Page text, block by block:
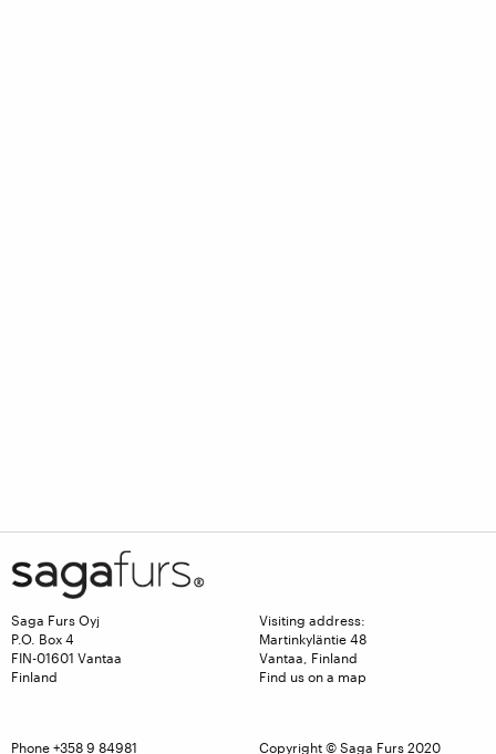
Saga Furs Oyj
P.O. Box 4
FIN-01601 Vantaa
Finland
Visiting address:
Martinkyläntie 48
Vantaa, Finland
Find us on a map
Phone +358 9 84981 Copyright © Saga Furs 2020